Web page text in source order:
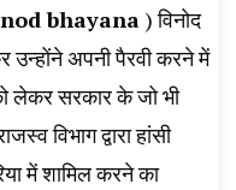
bhayana ) विनोद
उन्होंने अपनी पैरवी करने में
लेकर सरकार के जो भी
विभाग द्वारा हांसी
में शामिल करने का